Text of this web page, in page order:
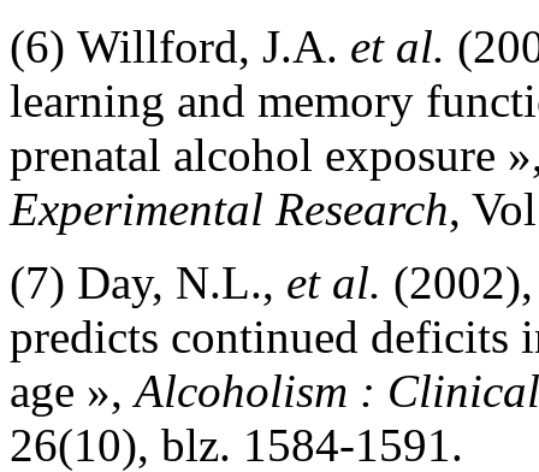
(6) Willford, J.A. et al.
learning and memory
prenatal alcohol exposure
Experimental Research,
(7) Day, N.L., et al.
predicts continued deficits
age »,Alcoholism :
26(10), blz. 1584-1591.